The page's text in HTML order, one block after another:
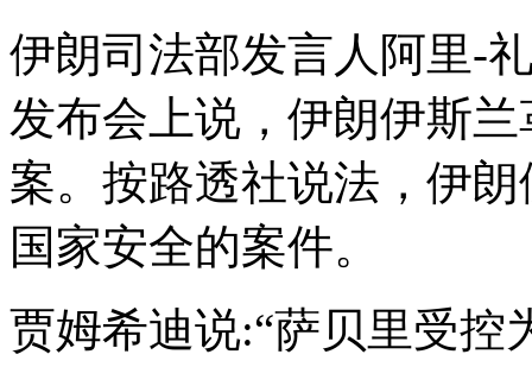
伊朗司法部发言人阿里-
发布会上说，伊朗伊斯
案。按路透社说法，伊
国家安全的案件。
贾姆希迪说:“萨贝里受